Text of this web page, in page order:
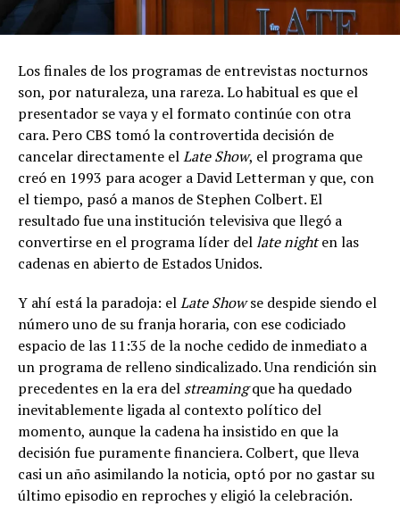
Los finales de los programas de entrevistas nocturnos
son, por naturaleza, una rareza. Lo habitual es que el
presentador se vaya y el formato continúe con otra
cara. Pero CBS tomó la controvertida decisión de
cancelar directamente elLate Show, el programa que
creó en 1993 para acoger a David Letterman y que, con
el tiempo, pasó a manos de Stephen Colbert. El
resultado fue una institución televisiva que llegó a
convertirse en el programa líder dellate nighten las
cadenas en abierto de Estados Unidos.
Y ahí está la paradoja: elLate Showse despide siendo el
número uno de su franja horaria, con ese codiciado
espacio de las 11:35 de la noche cedido de inmediato a
un programa de relleno sindicalizado. Una rendición sin
precedentes en la era del streamingque ha quedado
inevitablemente ligada al contexto político del
momento, aunque la cadena ha insistido en que la
decisión fue puramente financiera. Colbert, que lleva
casi un año asimilando la noticia, optó por no gastar su
último episodio en reproches y eligió la celebración.